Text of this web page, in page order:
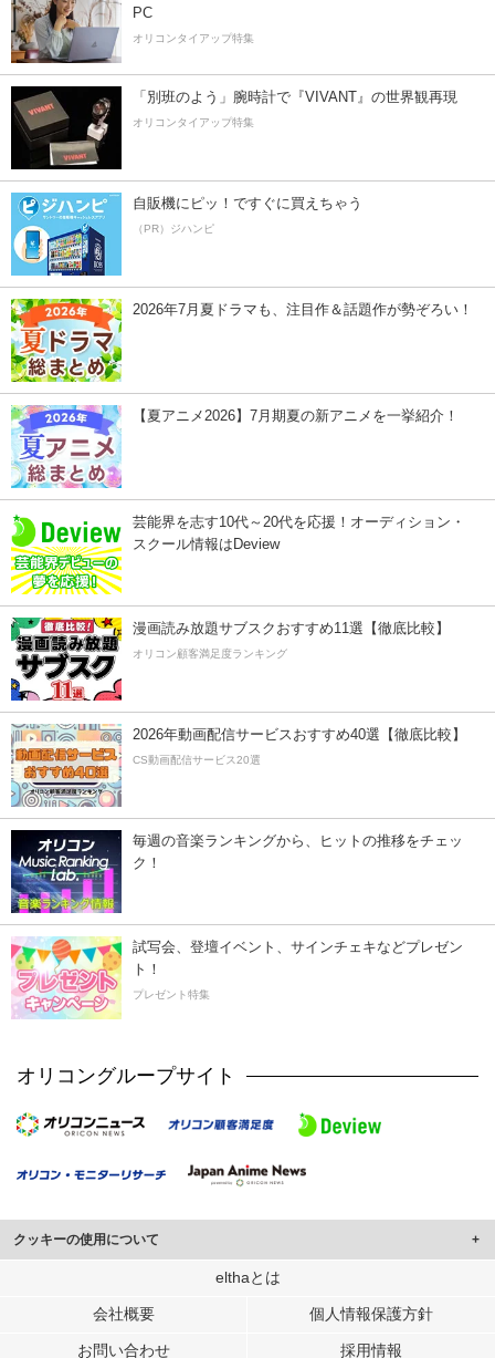
PC
オリコンタイアップ特集
「別班のよう」腕時計で『VIVANT』の世界観再現
オリコンタイアップ特集
自販機にピッ！ですぐに買えちゃう
（PR）ジハンピ
2026年7月夏ドラマも、注目作＆話題作が勢ぞろい！
【夏アニメ2026】7月期夏の新アニメを一挙紹介！
芸能界を志す10代～20代を応援！オーディション・
スクール情報はDeview
漫画読み放題サブスクおすすめ11選【徹底比較】
オリコン顧客満足度ランキング
2026年動画配信サービスおすすめ40選【徹底比較】
CS動画配信サービス20選
毎週の音楽ランキングから、ヒットの推移をチェッ
ク！
試写会、登壇イベント、サインチェキなどプレゼン
ト！
プレゼント特集
オリコングループサイト
クッキーの使用について
このサイトでは Cookie を使用して、ユーザーに合わせたコンテンツや広告の
行っています。
メディアや広告配信、データ解析の各パートナーに提供しています。
elthaとは
会社概要 個人情報保護方針
お問い合わせ 採用情報